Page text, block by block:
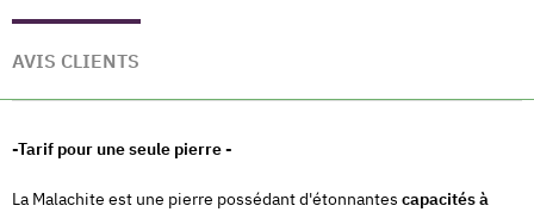
AVIS CLIENTS
-Tarif pour une seule pierre -
La Malachite est une pierre possédant d'étonnantes capacités à